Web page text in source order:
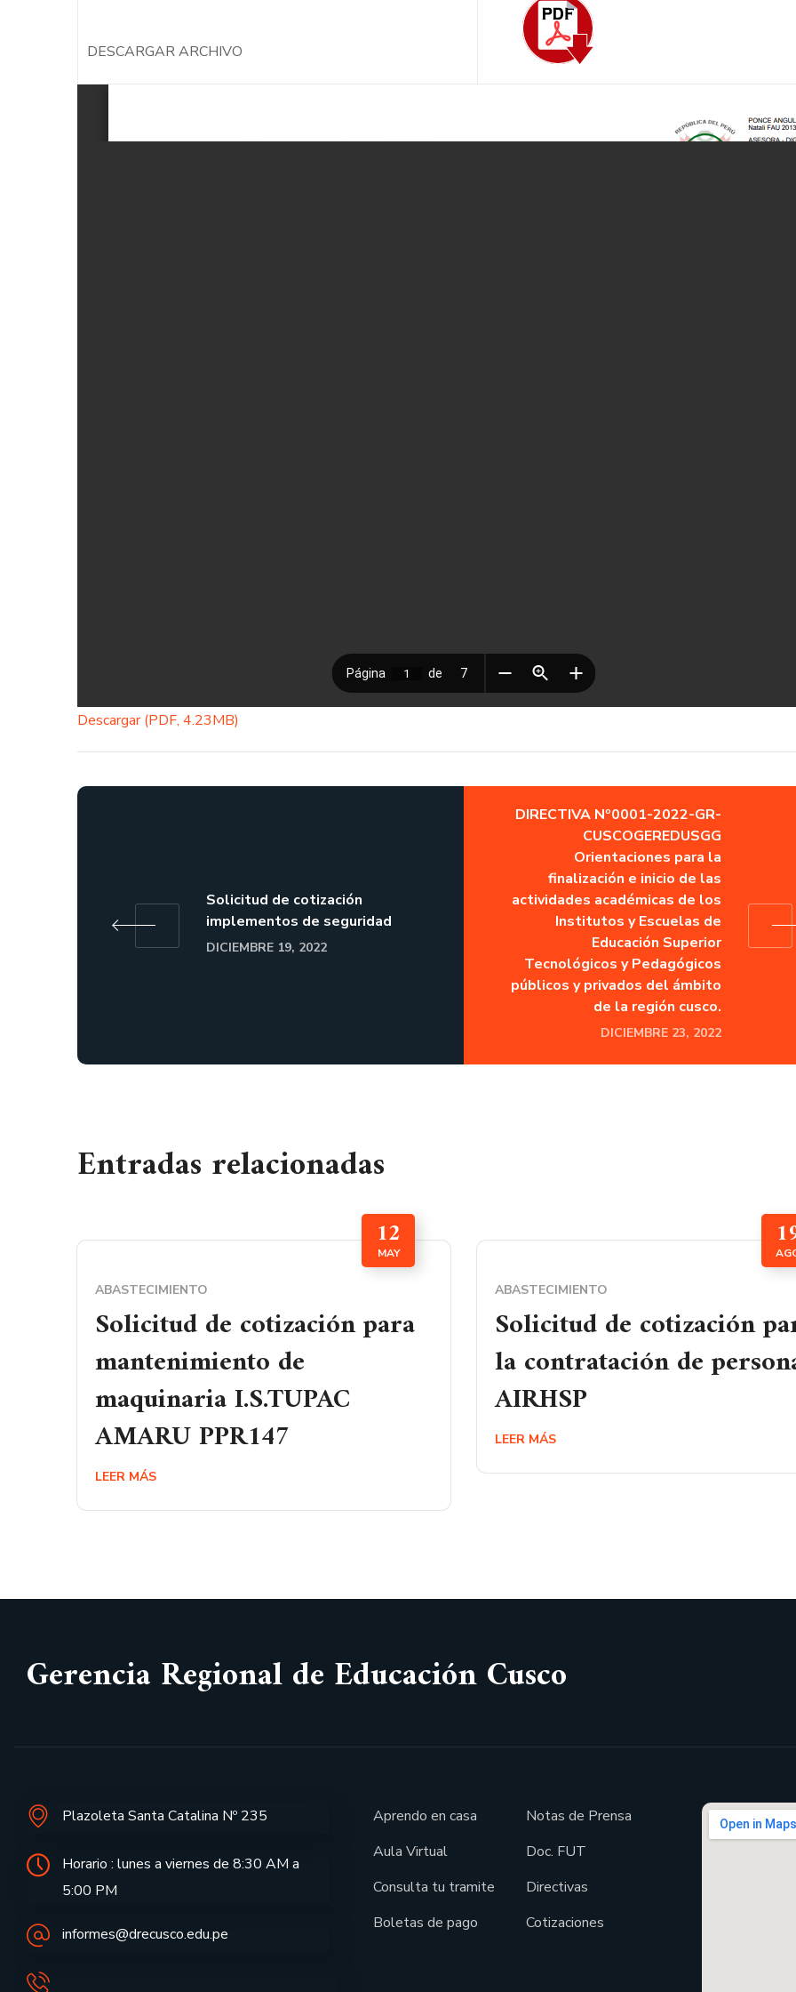
DESCARGAR ARCHIVO
Descargar (PDF, 4.23MB)
Solicitud de cotización
implementos de seguridad
DICIEMBRE 19, 2022
DIRECTIVA Nº0001-2022-GR-
CUSCOGEREDUSGG
Orientaciones para la
finalización e inicio de las
actividades académicas de los
Institutos y Escuelas de
Educación Superior
Tecnológicos y Pedagógicos
públicos y privados del ámbito
de la región cusco.
DICIEMBRE 23, 2022
Entradas relacionadas
12
MAY
ABASTECIMIENTO
Solicitud de cotización para
mantenimiento de
maquinaria I.S.TUPAC
AMARU PPR147
LEER MÁS
ABASTECIMIENTO
Solicitud de cotización
la contratación de
AIRHSP
LEER MÁS
Gerencia Regional de Educación Cusco
Plazoleta Santa Catalina Nº 235
Horario : lunes a viernes de 8:30 AM a
5:00 PM
informes@drecusco.edu.pe
Aprendo en casa
Aula Virtual
Consulta tu tramite
Boletas de pago
Notas de Prensa
Doc. FUT
Directivas
Cotizaciones